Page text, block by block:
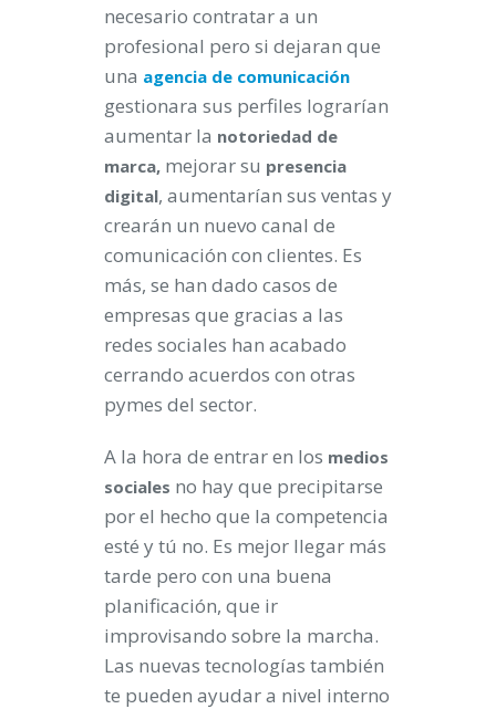
necesario contratar a un
profesional pero si dejaran que
una agencia de comunicación
gestionara sus perfiles lograrían
aumentar la notoriedad de
marca, mejorar su presencia
digital, aumentarían sus ventas y
crearán un nuevo canal de
comunicación con clientes. Es
más, se han dado casos de
empresas que gracias a las
redes sociales han acabado
cerrando acuerdos con otras
pymes del sector.
A la hora de entrar en los medios
sociales no hay que precipitarse
por el hecho que la competencia
esté y tú no. Es mejor llegar más
tarde pero con una buena
planificación, que ir
improvisando sobre la marcha.
Las nuevas tecnologías también
te pueden ayudar a nivel interno